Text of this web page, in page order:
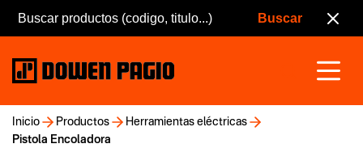
Inicio Productos
Herramientas eléctricas
Pistola Encoladora